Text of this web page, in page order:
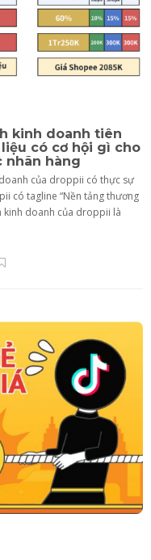
kinh doanh tiên
có cơ hội gì cho
nhãn hàng
của droppii có thực sự
có tagline “Nền tảng thương
kinh doanh của droppii là